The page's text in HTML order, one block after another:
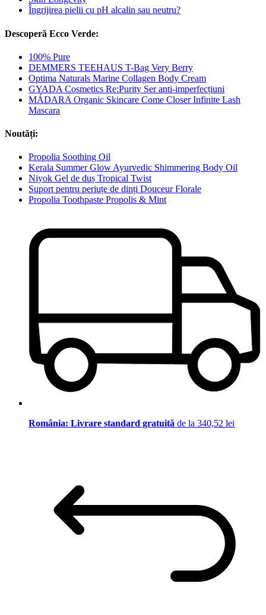
Îngrijirea pielii cu pH alcalin sau neutru?
Descoperă Ecco Verde:
100% Pure
DEMMERS TEEHAUS T-Bag Very Berry
Optima Naturals Marine Collagen Body Cream
GYADA Cosmetics Re:Purity Ser anti-imperfecțiuni
MÁDARA Organic Skincare Come Closer Infinite Lash
Mascara
Noutăți:
Propolia Soothing Oil
Kerala Summer Glow Ayurvedic Shimmering Body Oil
Niyok Gel de duș Tropical Twist
Suport pentru periuțe de dinți Douceur Florale
Propolia Toothpaste Propolis & Mint
România: Livrare standard gratuită de la 340,52 lei